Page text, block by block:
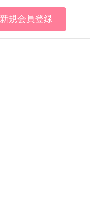
新規会員登録